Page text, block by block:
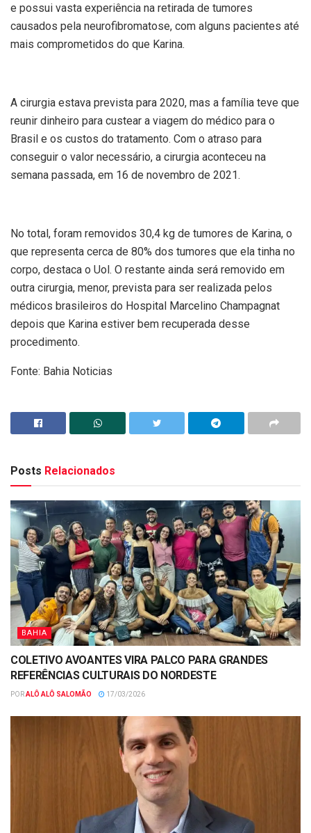
e possui vasta experiência na retirada de tumores
causados pela neurofibromatose, com alguns pacientes até
mais comprometidos do que Karina.
A cirurgia estava prevista para 2020, mas a família teve que
reunir dinheiro para custear a viagem do médico para o
Brasil e os custos do tratamento. Com o atraso para
conseguir o valor necessário, a cirurgia aconteceu na
semana passada, em 16 de novembro de 2021.
No total, foram removidos 30,4 kg de tumores de Karina, o
que representa cerca de 80% dos tumores que ela tinha no
corpo, destaca o Uol. O restante ainda será removido em
outra cirurgia, menor, prevista para ser realizada pelos
médicos brasileiros do Hospital Marcelino Champagnat
depois que Karina estiver bem recuperada desse
procedimento.
Fonte: Bahia Noticias
Posts Relacionados
BAHIA
COLETIVO AVOANTES VIRA PALCO PARA GRANDES
REFERÊNCIAS CULTURAIS DO NORDESTE
PORALÔ ALÔ SALOMÃO 17/03/2026